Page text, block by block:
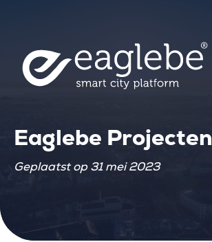
Eaglebe Projecten
Geplaatst op 31 mei 2023